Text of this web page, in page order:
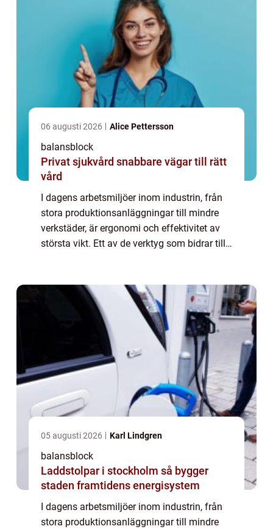
06 augusti 2026 Alice Pettersson
balansblock
Privat sjukvård snabbare vägar till rätt
vård
I dagens arbetsmiljöer inom industrin, från
stora produktionsanläggningar till mindre
verkstäder, är ergonomi och effektivitet av
största vikt. Ett av de verktyg som bidrar till
05 augusti 2026 Karl Lindgren
balansblock
Laddstolpar i stockholm så bygger
staden framtidens energisystem
I dagens arbetsmiljöer inom industrin, från
stora produktionsanläggningar till mindre